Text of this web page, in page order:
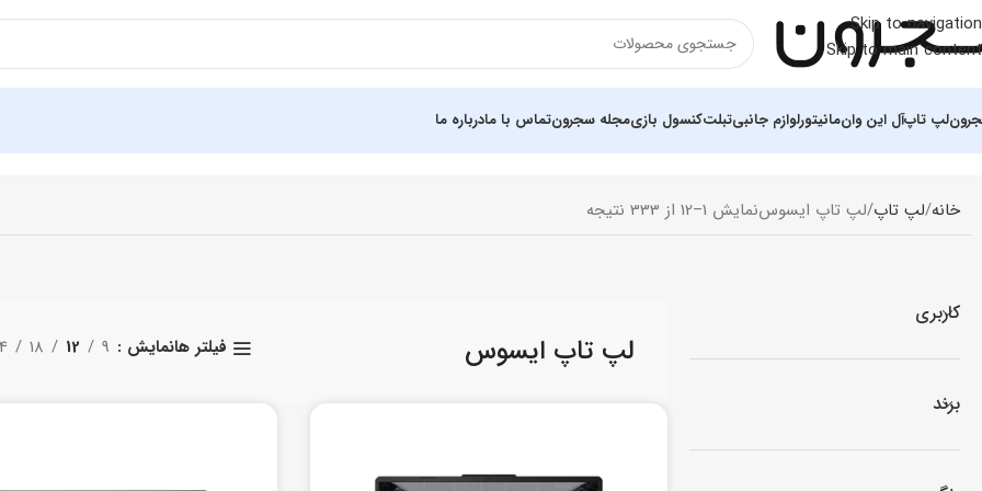
Skip to navigation
Skip to main content
لپ تاپآل این وانمانیتورلوازم جانبیتبلتکنسول بازیمجله سجرونتماس با مادرباره ما
خانه لپ تاپ لپ تاپ ایسوسنمایش 1–12 از 333 نتیجه
کاربری
برند
لپ تاپ ایسوس فیلتر هانمایش 9
12
18